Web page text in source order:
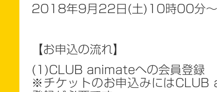
2018年9月22日(土)10時00分～
【お申込の流れ】
(1)CLUB animateへの会員登録
※チケットのお申込みにはCLUB